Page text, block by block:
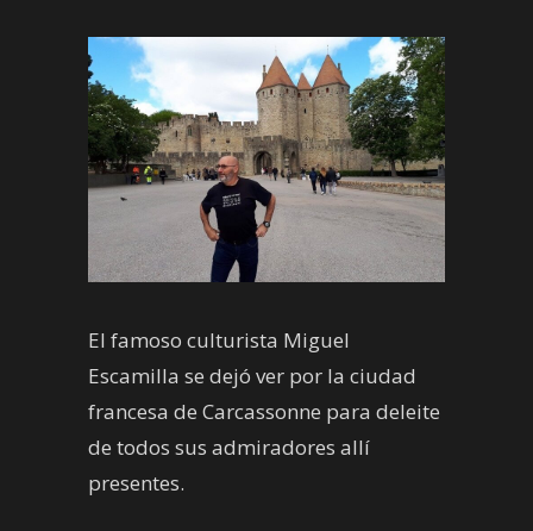
El famoso culturista Miguel
Escamilla se dejó ver por la ciudad
francesa de Carcassonne para deleite
de todos sus admiradores allí
presentes.